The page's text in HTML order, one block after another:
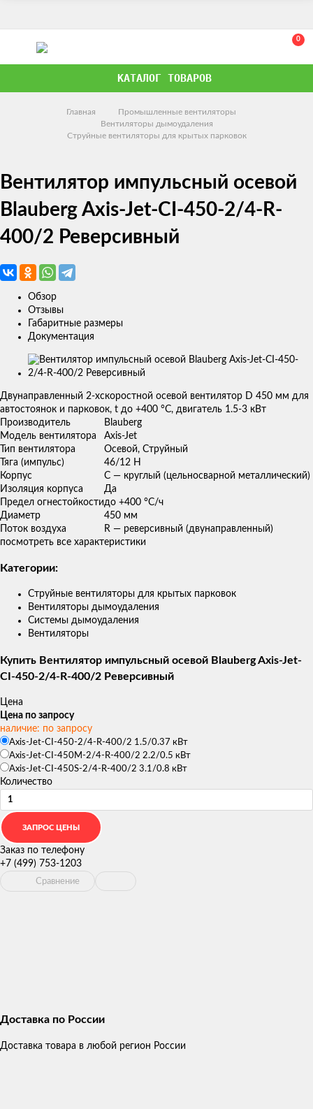
0
КАТАЛОГ ТОВАРОВ
Главная
Промышленные вентиляторы
Вентиляторы дымоудаления
Струйные вентиляторы для крытых парковок
Вентилятор импульсный осевой
Blauberg Axis-Jet-CI-450-2/4-R-
400/2 Реверсивный
Обзор
Отзывы
Габаритные размеры
Документация
Изображения
Двунаправленный 2-хскоростной осевой вентилятор D 450 мм для
автостоянок и парковок, t до +400 °С, двигатель 1.5-3 кВт
Производитель
Blauberg
Модель вентилятора
Axis-Jet
Тип вентилятора
Осевой, Струйный
Тяга (импульс)
46/12 Н
Корпус
С — круглый (цельносварной металлический)
Изоляция корпуса
Да
Предел огнестойкостидо +400 °С/ч
Диаметр
450 мм
Поток воздуха
R — реверсивный (двунаправленный)
посмотреть все характеристики
Категории:
Струйные вентиляторы для крытых парковок
Вентиляторы дымоудаления
Системы дымоудаления
Вентиляторы
Купить Вентилятор импульсный осевой Blauberg Axis-Jet-
CI-450-2/4-R-400/2 Реверсивный
Цена
Цена по запросу
наличие: по запросу
Axis-Jet-CI-450-2/4-R-400/2 1.5/0.37 кВт
Axis-Jet-CI-450M-2/4-R-400/2 2.2/0.5 кВт
Axis-Jet-CI-450S-2/4-R-400/2 3.1/0.8 кВт
Количество
Заказ по телефону
+7 (499) 753-1203
Сравнение
Доставка по России
Доставка товара в любой регион России